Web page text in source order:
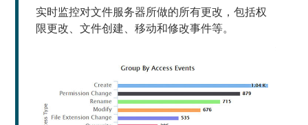
实时监控对文件服务器所做的所有更改，包括权
限更改、文件创建、移动和修改事件等。